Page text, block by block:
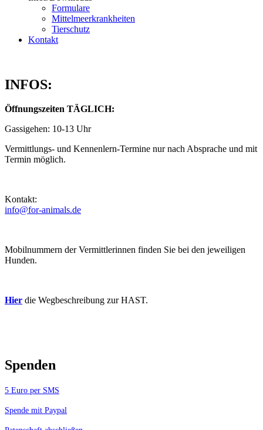
Formulare
Mittelmeerkrankheiten
Tierschutz
Kontakt
INFOS:
Öffnungszeiten TÄGLICH:
Gassigehen: 10-13 Uhr
Vermittlungs- und Kennenlern-Termine nur nach Absprache und mit
Termin möglich.
Kontakt:
info@for-animals.de
Mobilnummern der Vermittlerinnen finden Sie bei den jeweiligen
Hunden.
Hier die Wegbeschreibung zur HAST.
Spenden
5 Euro per SMS
Spende mit Paypal